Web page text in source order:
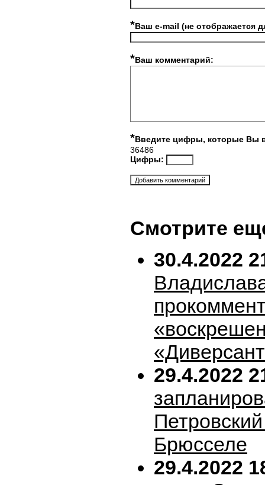
*Ваш e-mail (не отображается
*Ваш комментарий:
*Введите цифры, которые Вы
36486
Цифры:
Смотрите
30.4.2022
29.4.2022
Брюсселе
29.4.2022